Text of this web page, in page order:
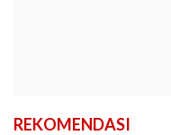
REKOMENDASI